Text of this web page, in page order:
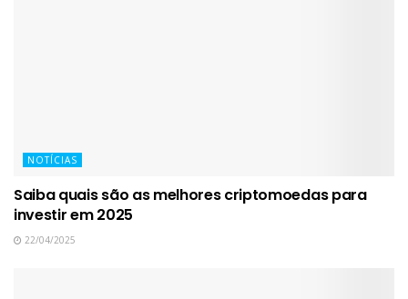
NOTÍCIAS
Saiba quais são as melhores criptomoedas para
investir em 2025
22/04/2025